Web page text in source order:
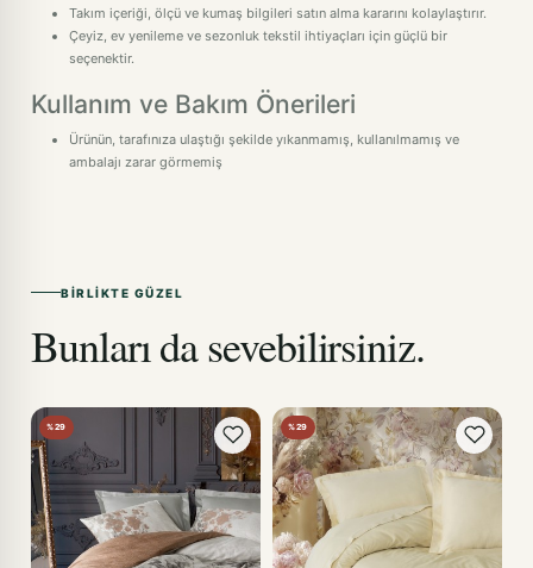
Takım içeriği, ölçü ve kumaş bilgileri satın alma kararını kolaylaştırır.
Çeyiz, ev yenileme ve sezonluk tekstil ihtiyaçları için güçlü bir
seçenektir.
Kullanım ve Bakım Önerileri
Ürünün, tarafınıza ulaştığı şekilde yıkanmamış, kullanılmamış ve
ambalajı zarar görmemiş
BIRLIKTE GÜZEL
Bunları da sevebilirsiniz.
%29 %29